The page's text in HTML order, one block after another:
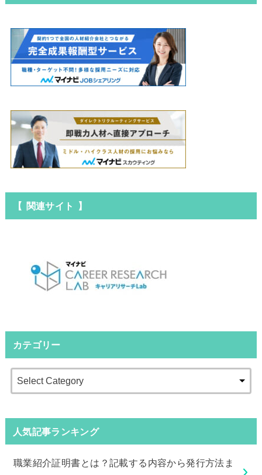
【 関連サイト 】
カテゴリー
人気記事ランキング
職業紹介証明書とは？記載する内容から発行方法ま